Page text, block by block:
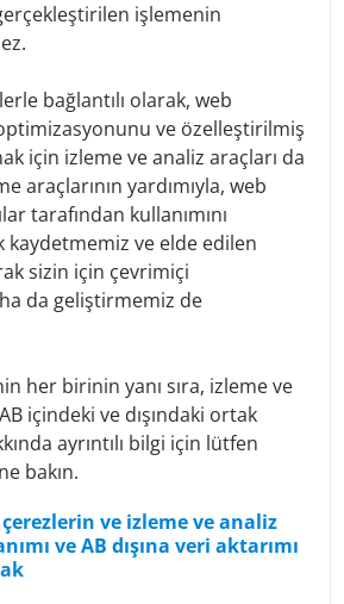
the consent of the data subject for
data, Art. 6 para. 1 lit. a EU
of personal data.
data that is necessary for the
to which the data subject is a
b GDPR serves as the legal basis.
operations that are
of pre-contractual
of personal data is necessary to
to which DenizBank AG is subject
serves as the legal basis.
require the processing of
1 lit. d GDPR serves as the legal
to safeguard a legitimate
AG or a third party and if the
the former interest, Art. 6 para. 1
the legal basis for processing.
işlemenin
bağlantılı olarak, web
ve özelleştirilmiş
için izleme ve analiz araçları da
araçlarının yardımıyla, web
tarafından kullanımını
kaydetmemiz ve elde edilen
sizin için çevrimiçi
da geliştirmemiz de
her birinin yanı sıra, izleme ve
içindeki ve dışındaki ortak
ayrıntılı bilgi için lütfen
bakın.
ve izleme ve analiz
ve AB dışına veri aktarımı